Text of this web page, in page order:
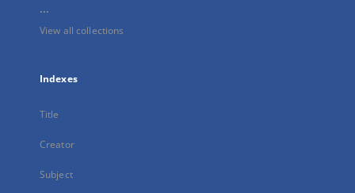
...
View all collections
Indexes
Title
Creator
Subject